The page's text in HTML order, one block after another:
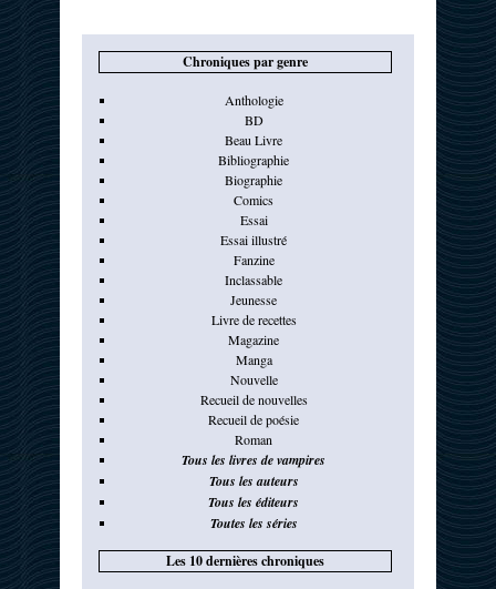
Chroniques par genre
Anthologie
BD
Beau Livre
Bibliographie
Biographie
Comics
Essai
Essai illustré
Fanzine
Inclassable
Jeunesse
Livre de recettes
Magazine
Manga
Nouvelle
Recueil de nouvelles
Recueil de poésie
Roman
Tous les livres de vampires
Tous les auteurs
Tous les éditeurs
Toutes les séries
Les 10 dernières chroniques